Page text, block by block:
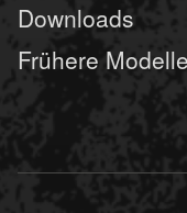
Downloads
Frühere Modelle